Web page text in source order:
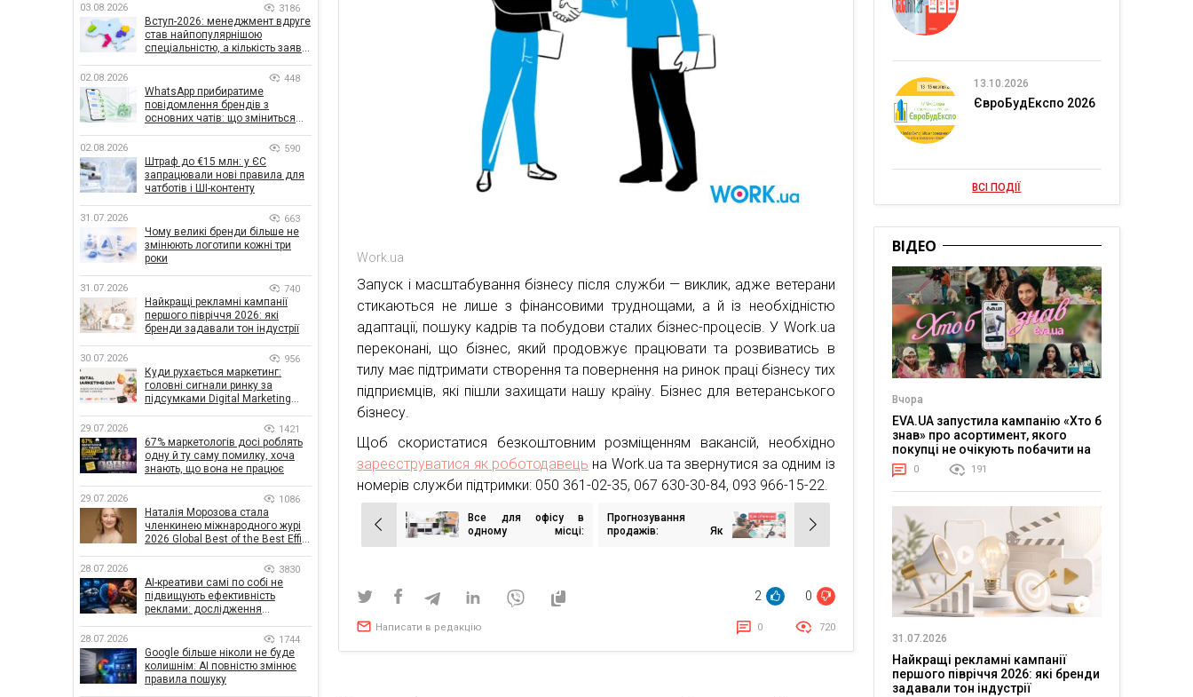
Work.ua
Запуск і масштабування бізнесу після служби — виклик, адже ветерани
стикаються не лише з фінансовими труднощами, а й із необхідністю
адаптації, пошуку кадрів та побудови сталих бізнес-процесів. У Work.ua
переконані, що бізнес, який продовжує працювати та розвиватись в
тилу має підтримати створення та повернення на ринок праці бізнесу тих
підприємців, які пішли захищати нашу країну. Бізнес для ветеранського
бізнесу.
Щоб скористатися безкоштовним розміщенням вакансій, необхідно
зареєструватися як роботодавець на Work.ua та звернутися за одним із
номерів служби підтримки: 050 361-02-35, 067 630-30-84, 093 966-15-22.
Навігація
записів
Все для офісу в
одному місці:
Прогнозування
продажів: Як
2 0
Написати в редакцію 0 720
03.08.2026 3186
Вступ-2026: менеджмент вдруге
став найпопулярнішою
спеціальністю, а кількість заяв
02.08.2026 448
WhatsApp прибиратиме
повідомлення брендів з
основних чатів: що зміниться
02.08.2026 590
Штраф до €15 млн: у ЄС
запрацювали нові правила для
чатботів і ШІ-контенту
31.07.2026 663
Чому великі бренди більше не
змінюють логотипи кожні три
роки
31.07.2026 740
Найкращі рекламні кампанії
першого півріччя 2026: які
бренди задавали тон індустрії
30.07.2026 956
Куди рухається маркетинг:
головні сигнали ринку за
підсумками Digital Marketing
29.07.2026 1421
67% маркетологів досі роблять
одну й ту саму помилку, хоча
знають, що вона не працює
29.07.2026 1086
Наталія Морозова стала
членкинею міжнародного журі
2026 Global Best of the Best Effie
28.07.2026 3830
AI-креативи самі по собі не
підвищують ефективність
реклами: дослідження
впливає на ефективність
кампаній
28.07.2026 1744
Google більше ніколи не буде
колишнім: AI повністю змінює
правила пошуку
13.10.2026
ЄвроБудЕкспо 2026
ВСІ ПОДІЇ
ВІДЕО
Вчора
EVA.UA запустила кампанію «Хто б
знав» про асортимент, якого
покупці не очікують побачити на
платформі
0 191
31.07.2026
Найкращі рекламні кампанії
першого півріччя 2026: які бренди
задавали тон індустрії